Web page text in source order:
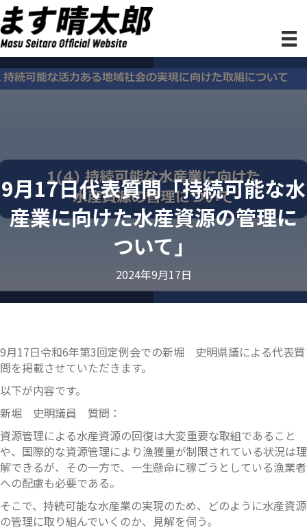
9月17日代表質問「持続可能な水
産業に向けた水産資源の管理に
ついて」
2024年9月17日
9月17日令和6年第3回定例会での新堀 史明県議による代表質
問を掲載させていただきます。
以下が内容です。
新堀 史明議員 質問：
資源管理による水産資源の回復は大変重要な取組であること
や、国際的な資源管理により漁獲量が制限されている状況は理
解できるが、その一方で、一生懸命に稼ごうとしている漁業者
への配慮も必要である。
そこで、持続可能な水産業の実現のため、どのように水産資源
の管理に取り組んでいくのか、見解を伺う。